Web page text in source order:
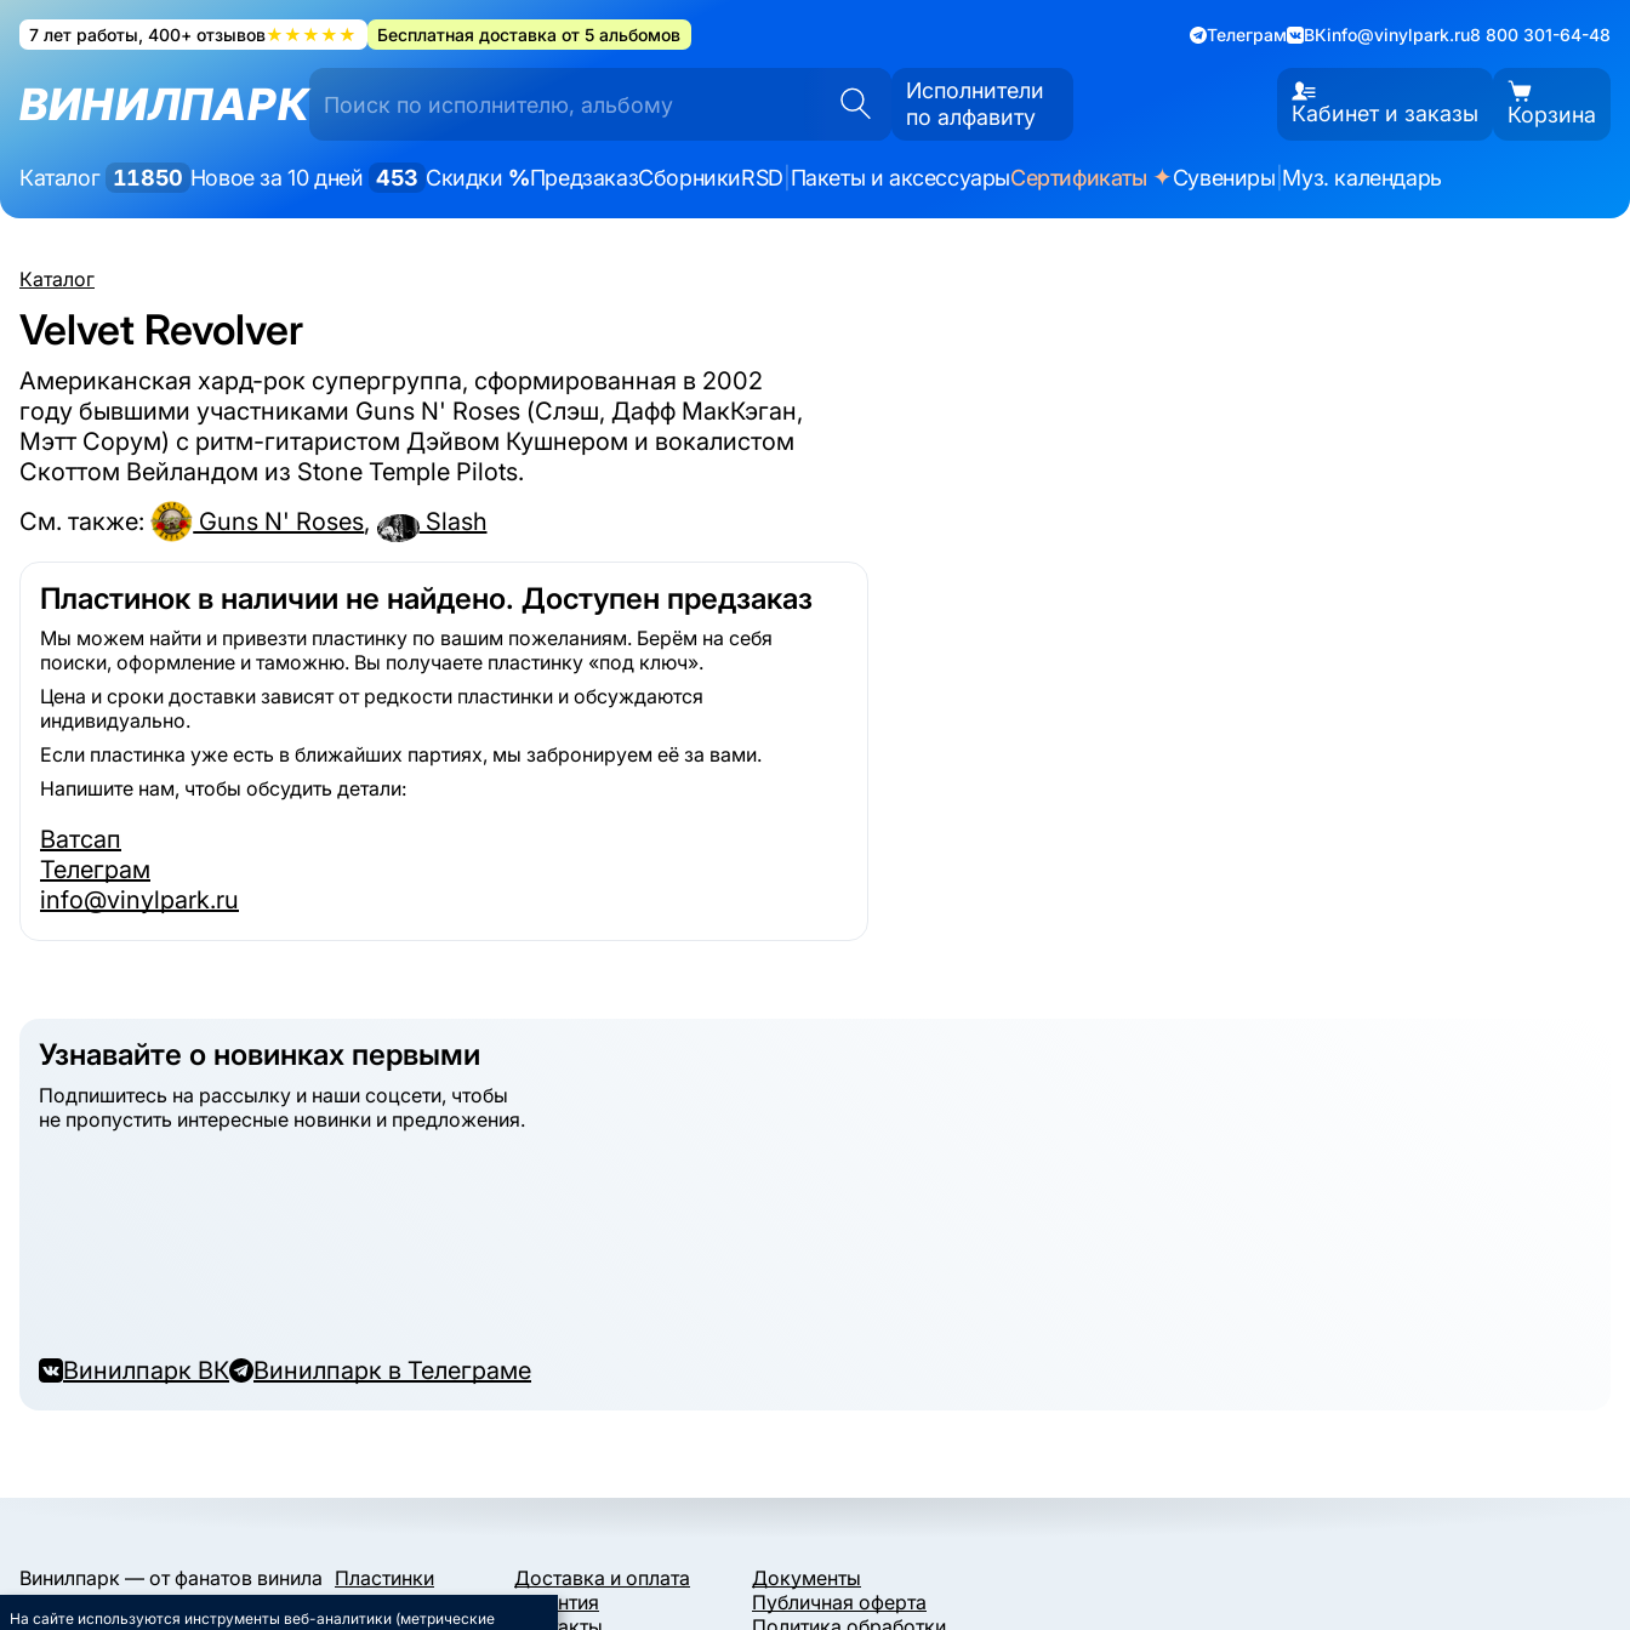
7 лет работы, 400+ отзывов★★★★★ Бесплатная доставка от 5 альбомов Телеграм ВКinfo@vinylpark.ru8 800 301-64-48
ВИНИЛПАРК
Исполнители
по алфавиту
Кабинет и заказы Корзина
Каталог 11850 Новое за 10 дней 453 Скидки %ПредзаказСборникиRSD Пакеты и аксессуарыСертификаты ✦Сувениры Муз. календарь
Каталог
Velvet Revolver
Американская хард-рок супергруппа, сформированная в 2002
году бывшими участниками Guns N' Roses (Слэш, Дафф МакКэган,
Мэтт Сорум) с ритм-гитаристом Дэйвом Кушнером и вокалистом
Скоттом Вейландом из Stone Temple Pilots.
См. также:
Guns N' Roses, Slash
Пластинок в наличии не найдено. Доступен предзаказ
Мы можем найти и привезти пластинку по вашим пожеланиям. Берём на себя
поиски, оформление и таможню. Вы получаете пластинку «под ключ».
Цена и сроки доставки зависят от редкости пластинки и обсуждаются
индивидуально.
Если пластинка уже есть в ближайших партиях, мы забронируем её за вами.
Напишите нам, чтобы обсудить детали:
Ватсап
Телеграм
info@vinylpark.ru
Узнавайте о новинках первыми
Подпишитесь на рассылку и наши соцсети, чтобы
не пропустить интересные новинки и предложения.
Винилпарк ВК Винилпарк в Телеграме
Винилпарк — от фанатов винила
и для фанатов винила.
Пластинки
Конверты и пакеты
Доставка и оплата
Гарантия
Документы
Публичная оферта
На сайте используются инструменты веб-аналитики (метрические